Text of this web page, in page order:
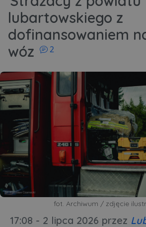
lubartowskiego z
dofinansowaniem
wóz
2
komentarzy
fot. Archiwum / zdjęcie
17:08 - 2 lipca 2026 przez